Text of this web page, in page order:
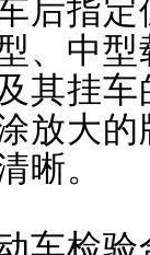
后指
、中
其挂
放大
晰。